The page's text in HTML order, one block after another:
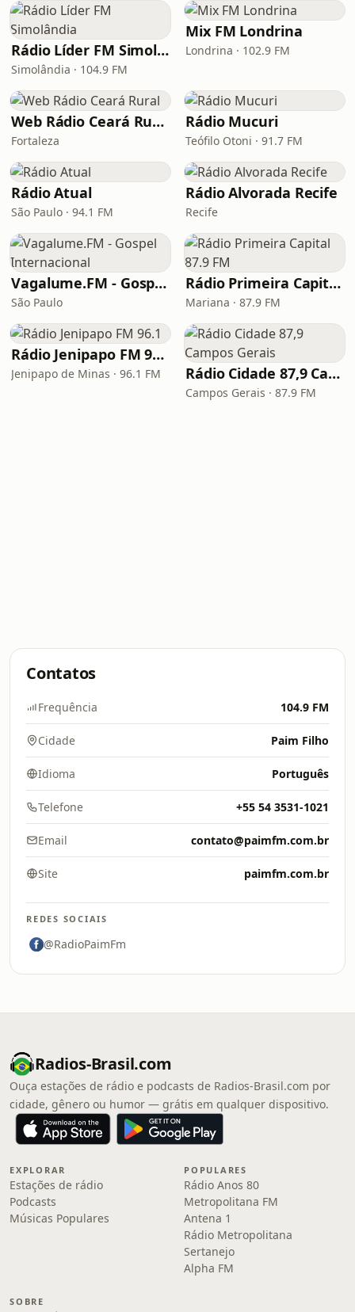
Rádio Líder FM Simolândia
Simolândia · 104.9 FM
Mix FM Londrina
Londrina · 102.9 FM
Web Rádio Ceará Rural
Fortaleza
Rádio Mucuri
Teófilo Otoni · 91.7 FM
Rádio Atual
São Paulo · 94.1 FM
Rádio Alvorada Recife
Recife
Vagalume.FM - Gospel Internacional
São Paulo
Rádio Primeira Capital 87.9 FM
Mariana · 87.9 FM
Rádio Jenipapo FM 96.1
Jenipapo de Minas · 96.1 FM Rádio Cidade 87,9 Campos Gerais
Campos Gerais · 87.9 FM
Contatos
Frequência 104.9 FM
Cidade Paim Filho
Idioma Português
Telefone +55 54 3531-1021
Email contato@paimfm.com.br
Site paimfm.com.br
REDES SOCIAIS
@RadioPaimFm
Radios-Brasil.com
Ouça estações de rádio e podcasts de Radios-Brasil.com por
cidade, gênero ou humor — grátis em qualquer dispositivo.
EXPLORAR
Estações de rádio
Podcasts
Músicas Populares
POPULARES
Rádio Anos 80
Metropolitana FM
Antena 1
Rádio Metropolitana
Sertanejo
Alpha FM
SOBRE